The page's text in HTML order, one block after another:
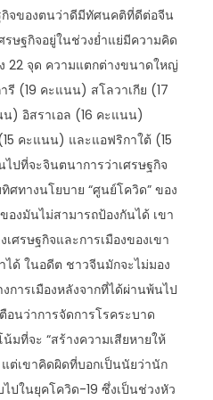
กิจของตนว่าดีมีทัศนคติที่ดีต่อจีน
รษฐกิจอยู่ในช่วงย่ำแย่มีความคิด
22 จุด ความแตกต่างขนาดใหญ่
รี (19 คะแนน) สโลวาเกีย (17
) อิสราเอล (16 คะแนน)
คะแนน) และแอฟริกาใต้ (15
ปที่จะจินตนาการว่าเศรษฐกิจ
ทางนโยบาย “ศูนย์โควิด” ของ
งมันไม่สามารถป้องกันได้ เขา
ศรษฐกิจและการเมืองของเขา
ด้ ในอดีต ชาวจีนมักจะไม่มอง
การเมืองหลังจากที่ได้ผ่านพ้นไป
อนว่าการจัดการโรคระบาด
มที่จะ “สร้างความเสียหายให้
ต่เขาคิดผิดที่บอกเป็นนัยว่านัก
ปในยุคโควิด-19 ซึ่งเป็นช่วงหัว